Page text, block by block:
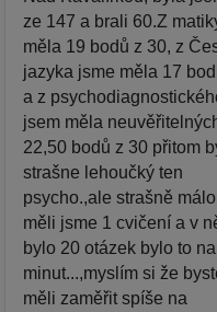
ze 147 a brali 60.Z
měla 19 bodů z 30, z
jazyka jsme měla 17
a z
jsem měla
22,50 bodů z 30 přitom
strašne lehoučký ten
psycho.,ale strašně
měli jsme 1 cvičení a v
bylo 20 otázek bylo to
minut...,myslím si že
měli zaměřit spíše na